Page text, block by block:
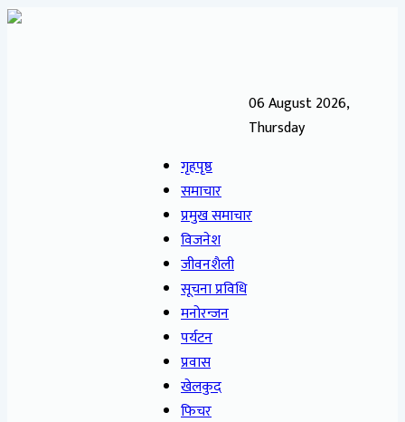
06 August 2026,
Thursday
गृहपृष्ठ
समाचार
प्रमुख समाचार
विजनेश
जीवनशैली
सूचना प्रविधि
मनोरन्जन
पर्यटन
प्रवास
खेलकुद
फिचर